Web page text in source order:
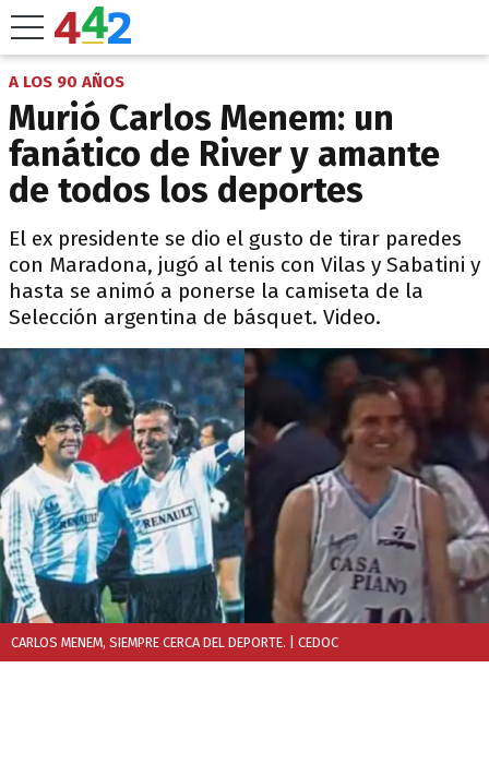
A LOS 90 AÑOS
Murió Carlos Menem: un
fanático de River y amante
de todos los deportes
El ex presidente se dio el gusto de tirar paredes
con Maradona, jugó al tenis con Vilas y Sabatini y
hasta se animó a ponerse la camiseta de la
Selección argentina de básquet. Video.
CARLOS MENEM, SIEMPRE CERCA DEL DEPORTE. | CEDOC